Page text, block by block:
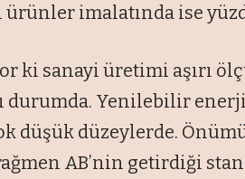
imalatında ise
ki sanayi üretimi aşırı
durumda. Yenilebilir
düşük düzeylerde.
AB’nin getirdiği